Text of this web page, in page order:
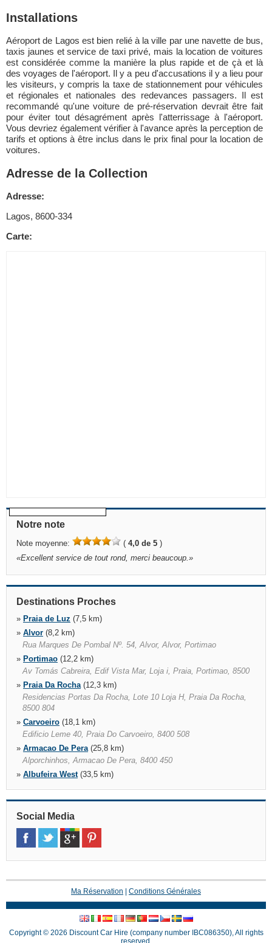
Installations
Aéroport de Lagos est bien relié à la ville par une navette de bus,
taxis jaunes et service de taxi privé, mais la location de voitures
est considérée comme la manière la plus rapide et de çà et là
des voyages de l'aéroport. Il y a peu d'accusations il y a lieu pour
les visiteurs, y compris la taxe de stationnement pour véhicules
et régionales et nationales des redevances passagers. Il est
recommandé qu'une voiture de pré-réservation devrait être fait
pour éviter tout désagrément après l'atterrissage à l'aéroport.
Vous devriez également vérifier à l'avance après la perception de
tarifs et options à être inclus dans le prix final pour la location de
voitures.
Adresse de la Collection
Adresse:
Lagos, 8600-334
Carte:
Notre note
Note moyenne: ( 4,0 de 5 )
«Excellent service de tout rond, merci beaucoup.»
Destinations Proches
» Praia de Luz (7,5 km)
» Alvor (8,2 km)
Rua Marques De Pombal Nº. 54, Alvor, Alvor, Portimao
» Portimao (12,2 km)
Av Tomás Cabreira, Edif Vista Mar, Loja i, Praia, Portimao, 8500
» Praia Da Rocha(12,3 km)
Residencias Portas Da Rocha, Lote 10 Loja H, Praia Da Rocha,
8500 804
» Carvoeiro (18,1 km)
Edificio Leme 40, Praia Do Carvoeiro, 8400 508
» Armacao De Pera(25,8 km)
Alporchinhos, Armacao De Pera, 8400 450
» Albufeira West(33,5 km)
»Albufeira(40,2 km)
Marina De Albufeira, Albufeira, 8200 394
»Vilamoura(49,5 km)
Delta Marina,lj.1, Vilamoura, 8125 448
Social Media
Ma Réservation Conditions Générales
Copyright © 2026 Discount Car Hire (company number IBC086350), All rights
reserved.